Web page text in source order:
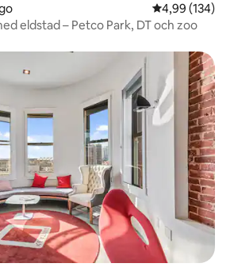
4,99 av 5 i
4,99 (134)
eldstad – Petco Park, DT och zoo